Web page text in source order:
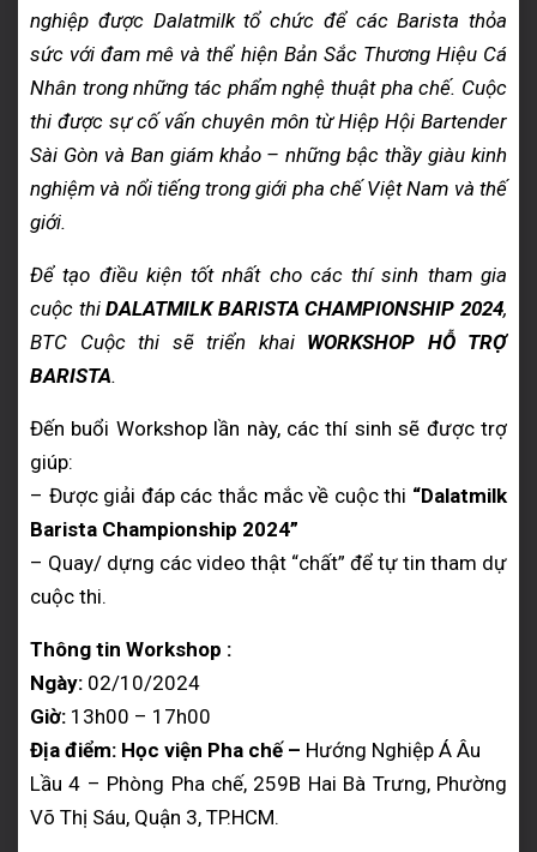
nghiệp được Dalatmilk tổ chức để các Barista thỏa
sức với đam mê và thể hiện Bản Sắc Thương Hiệu Cá
Nhân trong những tác phẩm nghệ thuật pha chế. Cuộc
thi được sự cố vấn chuyên môn từ Hiệp Hội Bartender
Sài Gòn và Ban giám khảo – những bậc thầy giàu kinh
nghiệm và nổi tiếng trong giới pha chế Việt Nam và thế
giới.
Để tạo điều kiện tốt nhất cho các thí sinh tham gia
cuộc thiDALATMILK BARISTA CHAMPIONSHIP 2024,
BTC Cuộc thi sẽ triển khai WORKSHOP HỖ TRỢ
BARISTA.
Đến buổi Workshop lần này, các thí sinh sẽ được trợ
giúp:
– Được giải đáp các thắc mắc về cuộc thi “Dalatmilk
Barista Championship 2024”
– Quay/ dựng các video thật “chất” để tự tin tham dự
cuộc thi.
Thông tin Workshop :
Ngày: 02/10/2024
Giờ: 13h00 – 17h00
Địa điểm: Học viện Pha chế – Hướng Nghiệp Á Âu
Lầu 4 – Phòng Pha chế, 259B Hai Bà Trưng, Phường
Võ Thị Sáu, Quận 3, TP.HCM.